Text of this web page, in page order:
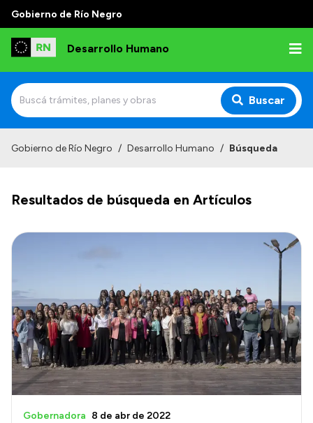
Gobierno de Río Negro
Desarrollo Humano
Buscar
Misión
Autoridades
Transparencia
Presupuesto
Boletín Oficial
Compras y licitaciones
Gobierno de Río Negro / Desarrollo Humano / Búsqueda
Resultados de búsqueda en Artículos
Gobernadora 8 de abr de 2022